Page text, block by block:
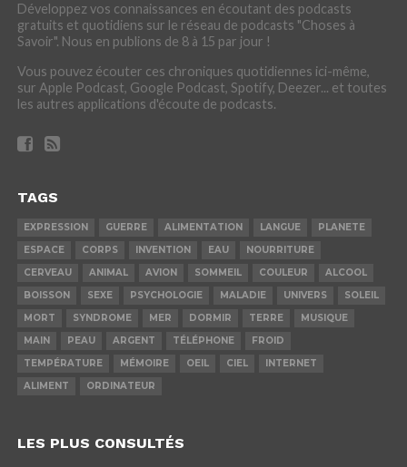
Développez vos connaissances en écoutant des podcasts
gratuits et quotidiens sur le réseau de podcasts "Choses à
Savoir". Nous en publions de 8 à 15 par jour !
Vous pouvez écouter ces chroniques quotidiennes ici-même,
sur Apple Podcast, Google Podcast, Spotify, Deezer... et toutes
les autres applications d'écoute de podcasts.
TAGS
EXPRESSION GUERRE ALIMENTATION LANGUE
PLANETE
ESPACE
CORPS INVENTION EAU
NOURRITURE
CERVEAU
ANIMAL AVION SOMMEIL COULEUR
ALCOOL
BOISSON
SEXE PSYCHOLOGIE MALADIE UNIVERS
SOLEIL
MORT
SYNDROME MER DORMIR TERRE
MUSIQUE
MAIN
PEAU ARGENT TÉLÉPHONE
FROID
TEMPÉRATURE
MÉMOIRE OEIL CIEL
INTERNET
ALIMENT
ORDINATEUR
LES PLUS CONSULTÉS